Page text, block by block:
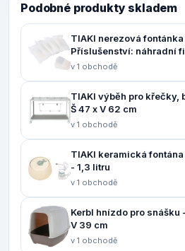
Podobné produkty skladem
TIAKI nerezová
Příslušenství: náhradní
v 1 obchodě
TIAKI výběh pro křečky,
Š 47 x V 62 cm
v 1 obchodě
TIAKI keramická
- 1,3 litru
v 1 obchodě
Kerbl hnízdo pro snášku
V 39 cm
v 1 obchodě